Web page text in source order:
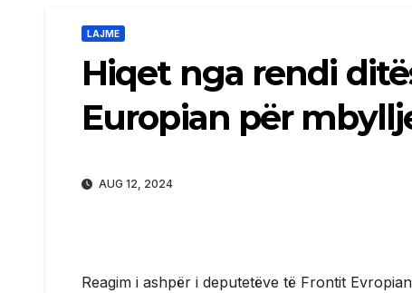
LAJME
Hiqet nga rendi
Europian për
AUG 12, 2024
Reagim i ashpër i deputetëve të Frontit